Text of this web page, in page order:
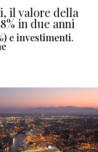
il valore della
in due anni
e investimenti.